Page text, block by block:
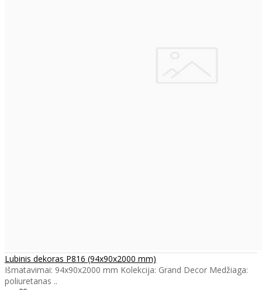
Lubinis dekoras P816 (94x90x2000 mm)
Išmatavimai: 94x90x2000 mm Kolekcija: Grand Decor Medžiaga:
poliuretanas ..